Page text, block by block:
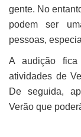
gente. No
podem ser
pessoas,
A audição fica
atividades de
De seguida,
Verão que